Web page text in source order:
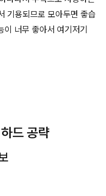
기용되므로 모아두면 좋습
너무 좋아서 여기저기
드 공략